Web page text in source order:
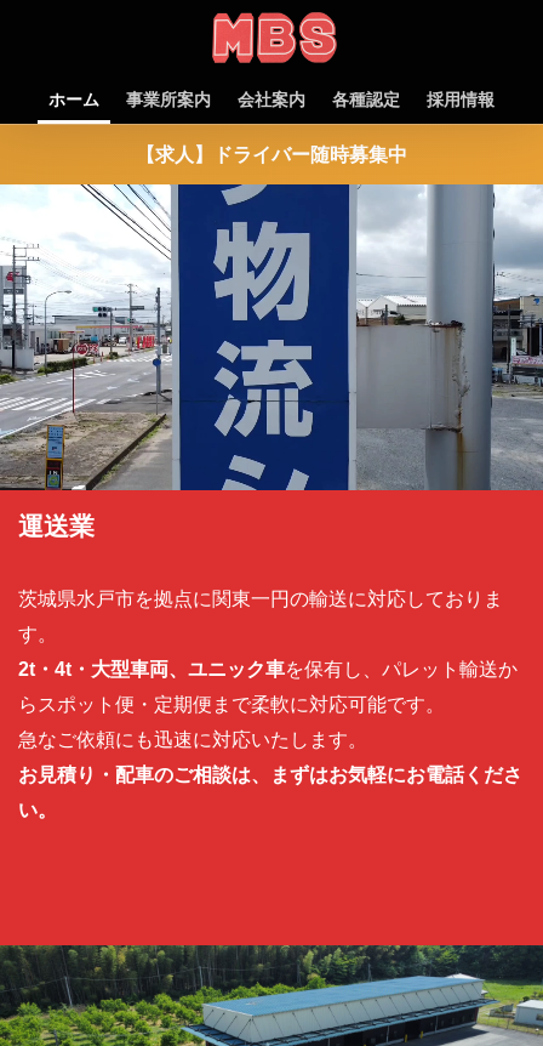
ホーム 事業所案内 会社案内 各種認定 採用情報
【求人】ドライバー随時募集中
運送業
茨城県水戸市を拠点に関東一円の輸送に対応しておりま
す。
2t・4t・大型車両、ユニック車を保有し、パレット輸送か
らスポット便・定期便まで柔軟に対応可能です。
急なご依頼にも迅速に対応いたします。
お見積り・配車のご相談は、まずはお気軽にお電話くださ
い。